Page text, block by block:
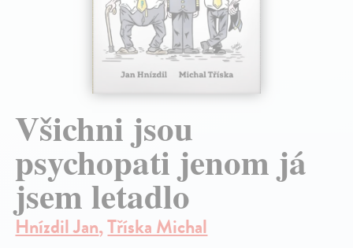
Všichni jsou
psychopati jenom já
jsem letadlo
Hnízdil Jan,Tříska Michal